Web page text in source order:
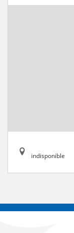
indisponible